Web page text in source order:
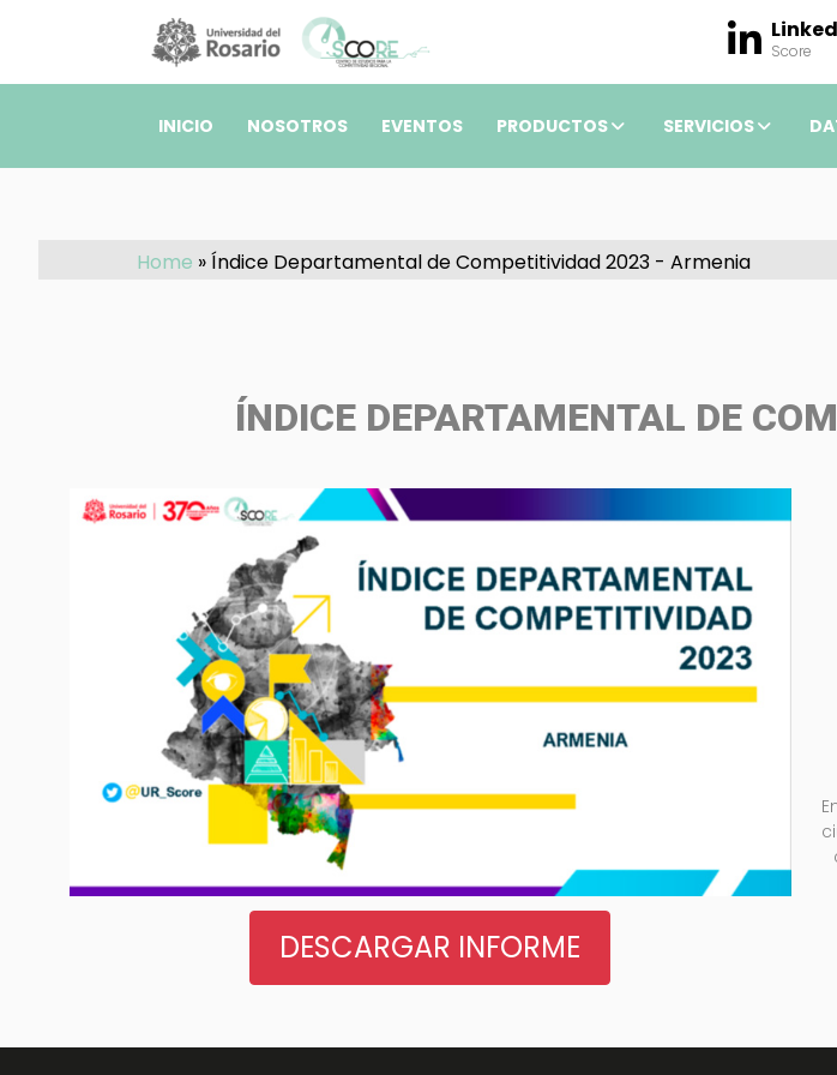
Pasar al contenido principal
Score
INICIO NOSOTROS EVENTOS PRODUCTOS SERVICIOS
Home »Índice Departamental de Competitividad 2023 - Armenia
ÍNDICE DEPARTAMENTAL DE
DESCARGAR INFORME